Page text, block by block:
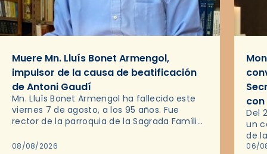
Muere Mn. Lluís Bonet Armengol,
impulsor de la causa de beatificación
de Antoni Gaudí
Mn. Lluís Bonet Armengol ha fallecido este
viernes 7 de agosto, a los 95 años. Fue
rector de la parroquia de la Sagrada Família
08/08/2026
Del
un
de
en
06/